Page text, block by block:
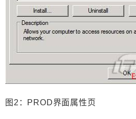
图2：PROD界面属性页